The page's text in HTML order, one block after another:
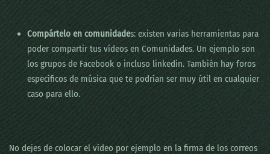
Compártelo en comunidades: existen varias herramientas para
poder compartir tus vídeos en Comunidades. Un ejemplo son
los grupos de Facebook o incluso linkedin. También hay foros
específicos de música que te podrían ser muy útil en cualquier
caso para ello.
No dejes de colocar el vídeo por ejemplo en la firma de los correos